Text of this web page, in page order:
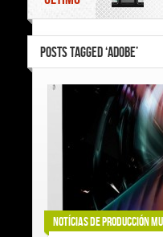
POSTS TAGGED ‘ADOBE’
Notícias de Producción